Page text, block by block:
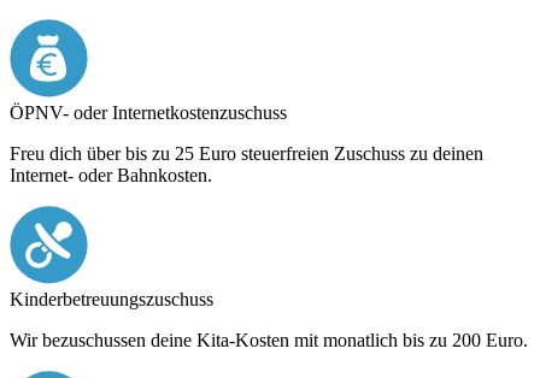
ÖPNV- oder Internet­kosten­zuschuss
Freu dich über bis zu 25 Euro steuerfreien Zuschuss zu deinen
Internet- oder Bahnkosten.
Kinder­betreuungs­zuschuss
Wir bezuschussen deine Kita-Kosten mit monatlich bis zu 200 Euro.